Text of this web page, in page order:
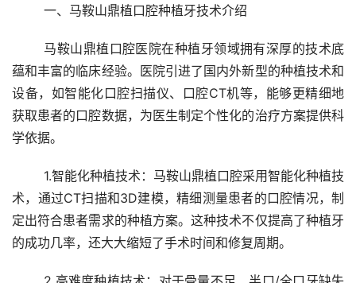
	一、马鞍山鼎植口腔种植牙技术介绍
蕴和丰富的临床经验。医院引进了国内外新型的种植技术和
设备，如智能化口腔扫描仪、口腔CT机等，能够更精细地
获取患者的口腔数据，为医生制定个性化的治疗方案提供科
学依据。
术，通过CT扫描和3D建模，精细测量患者的口腔情况，制
定出符合患者需求的种植方案。这种技术不仅提高了种植牙
的成功几率，还大大缩短了手术时间和修复周期。